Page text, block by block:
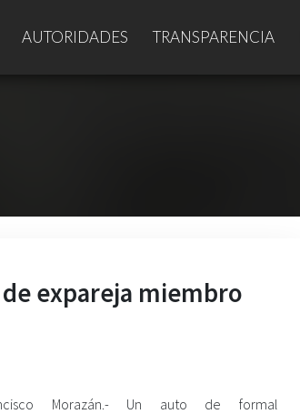
AUTORIDADES TRANSPARENCIA
expareja miembro
Morazán.- Un auto de formal